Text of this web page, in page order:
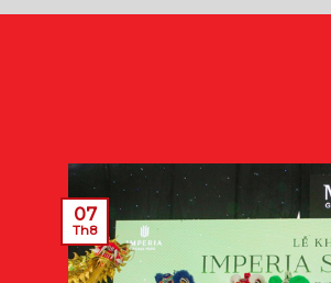
07
Th8